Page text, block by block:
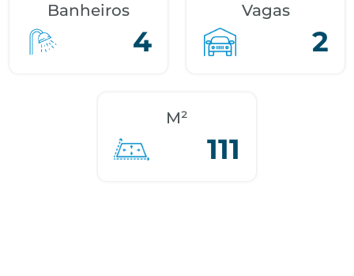
Banheiros
4
Vagas
2
M²
111